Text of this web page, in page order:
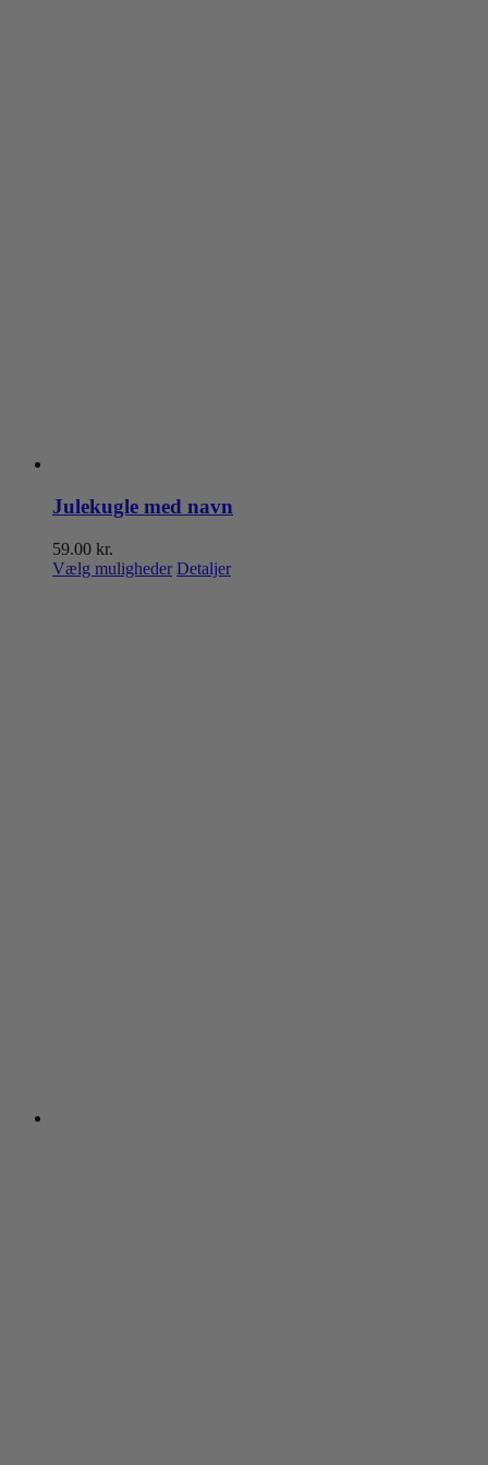
Julekugle med navn
59.00 kr.
Vælg muligheder Detaljer